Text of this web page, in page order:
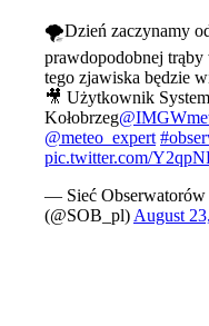
🌪️Dzień zaczynamy
prawdopodobnej trąby
tego zjawiska będzie
🎥 Użytkownik
Kołobrzeg
@meteo_expert
pic.twitter.com/
— Sieć Obserwatorów
(@SOB_pl) August